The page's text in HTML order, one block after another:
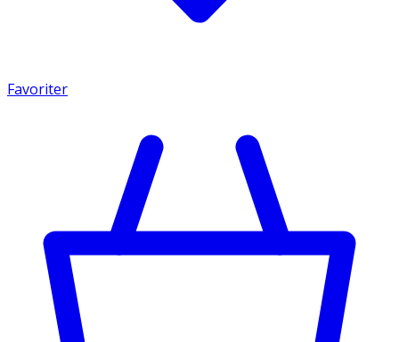
Favoriter